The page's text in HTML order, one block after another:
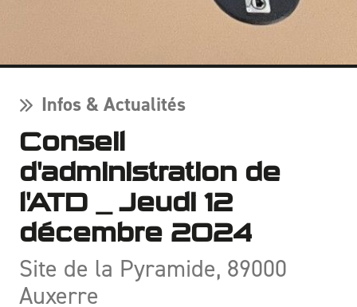
Infos & Actualités
Conseil
d'administration de
l'ATD _ Jeudi 12
décembre 2024
Site de la Pyramide, 89000
Auxerre